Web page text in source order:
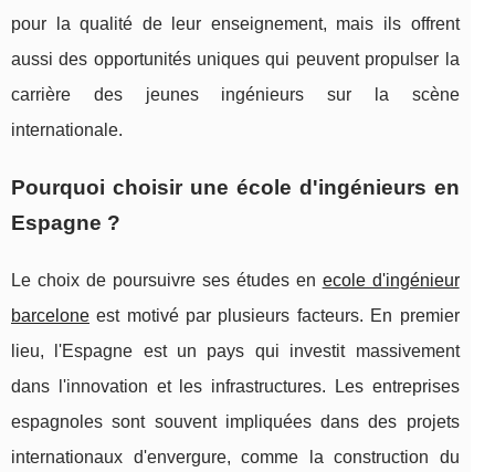
pour la qualité de leur enseignement, mais ils offrent
aussi des opportunités uniques qui peuvent propulser la
carrière des jeunes ingénieurs sur la scène
internationale.
Pourquoi choisir une école d'ingénieurs en
Espagne ?
Le choix de poursuivre ses études en ecole d'ingénieur
barcelone est motivé par plusieurs facteurs. En premier
lieu, l'Espagne est un pays qui investit massivement
dans l'innovation et les infrastructures. Les entreprises
espagnoles sont souvent impliquées dans des projets
internationaux d'envergure, comme la construction du